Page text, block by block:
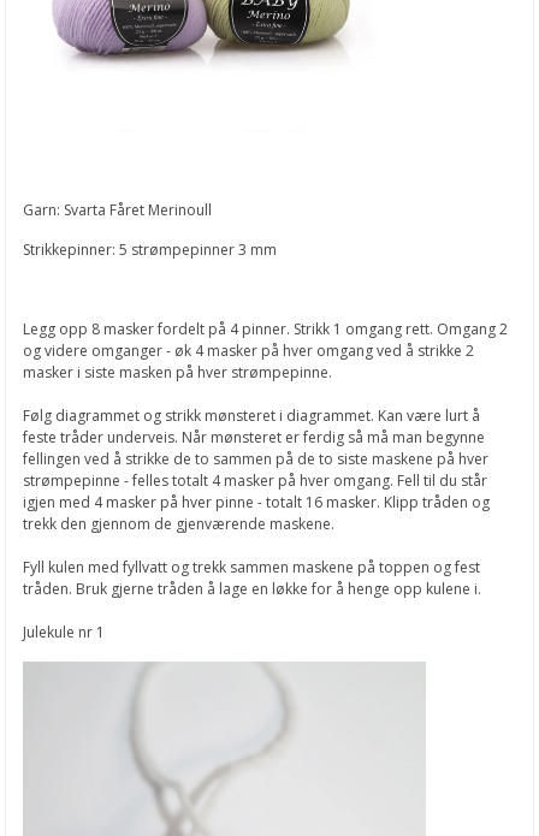
Garn: Svarta Fåret Merinoull
Strikkepinner: 5 strømpepinner 3 mm
Legg opp 8 masker fordelt på 4 pinner. Strikk 1 omgang rett. Omgang 2
og videre omganger - øk 4 masker på hver omgang ved å strikke 2
masker i siste masken på hver strømpepinne.
Følg diagrammet og strikk mønsteret i diagrammet. Kan være lurt å
feste tråder underveis. Når mønsteret er ferdig så må man begynne
fellingen ved å strikke de to sammen på de to siste maskene på hver
strømpepinne - felles totalt 4 masker på hver omgang. Fell til du står
igjen med 4 masker på hver pinne - totalt 16 masker. Klipp tråden og
trekk den gjennom de gjenværende maskene.
Fyll kulen med fyllvatt og trekk sammen maskene på toppen og fest
tråden. Bruk gjerne tråden å lage en løkke for å henge opp kulene i.
Julekule nr 1